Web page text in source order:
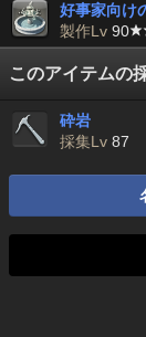
好事家向け
製作Lv 90
このアイテムの
砕岩
採集Lv 87